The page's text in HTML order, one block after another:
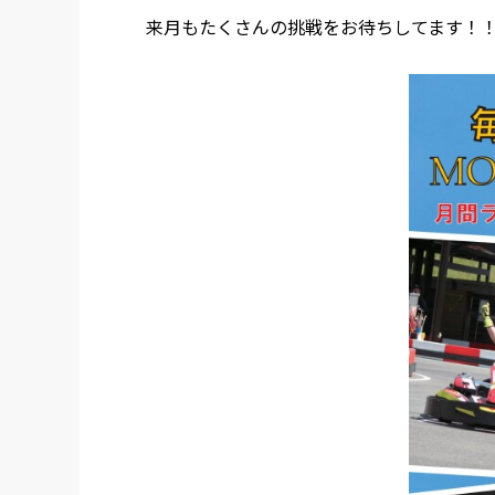
来月もたくさんの挑戦をお待ちしてます！